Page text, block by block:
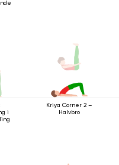
i
Kriya Corner 2 –
Halvbro